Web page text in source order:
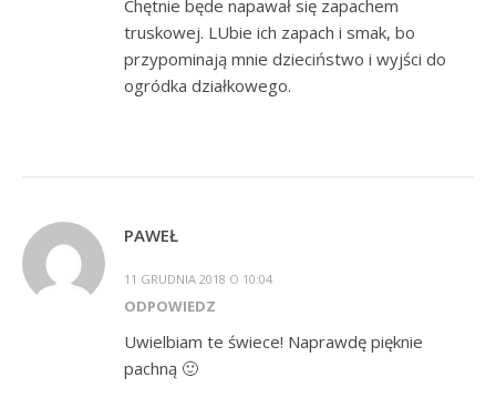
Chętnie będe napawał się zapachem
truskowej. LUbie ich zapach i smak, bo
przypominają mnie dzieciństwo i wyjści do
ogródka działkowego.
PAWEŁ
11 GRUDNIA 2018 O 10:04
ODPOWIEDZ
Uwielbiam te świece! Naprawdę pięknie
pachną 🙂